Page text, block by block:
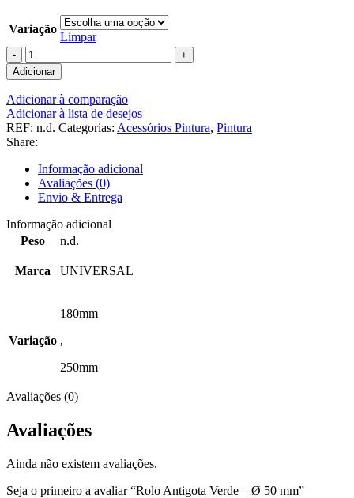
Variação
Limpar
Adicionar
Adicionar à comparação
Adicionar à lista de desejos
REF: n.d. Categorias: Acessórios Pintura, Pintura
Share:
Informação adicional
Avaliações (0)
Envio & Entrega
Informação adicional
Peso
n.d.
Marca UNIVERSAL
Variação
180mm
,
250mm
Avaliações (0)
Avaliações
Ainda não existem avaliações.
Seja o primeiro a avaliar “Rolo Antigota Verde – Ø 50 mm”